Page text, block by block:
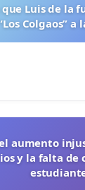
Luis de la
Colgaos” a
aumento
y la falta de